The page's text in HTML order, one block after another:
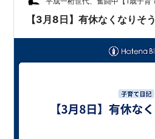
と違って自宅だと身体動…
【3月8日】有休なくなりそ